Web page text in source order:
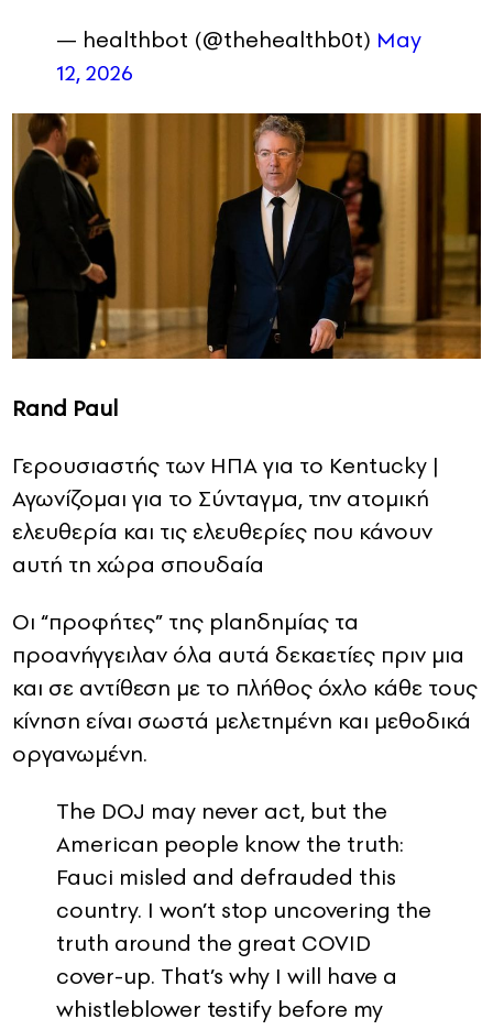
— healthbot (@thehealthb0t) May
12, 2026
Rand Paul
Γερουσιαστής των ΗΠΑ για το Kentucky |
Αγωνίζομαι για το Σύνταγμα, την ατομική
ελευθερία και τις ελευθερίες που κάνουν
αυτή τη χώρα σπουδαία
Οι “προφήτες” της planδημίας τα
προανήγγειλαν όλα αυτά δεκαετίες πριν μια
και σε αντίθεση με το πλήθος όχλο κάθε τους
κίνηση είναι σωστά μελετημένη και μεθοδικά
οργανωμένη.
The DOJ may never act, but the
American people know the truth:
Fauci misled and defrauded this
country. I won’t stop uncovering the
truth around the great COVID
cover-up. That’s why I will have a
whistleblower testify before my